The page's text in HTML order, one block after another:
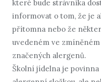
které bude strávníka
informovat o tom, že je
přítomna nebo že
uvedeném ve
značených alergenů.
Školní jídelna je